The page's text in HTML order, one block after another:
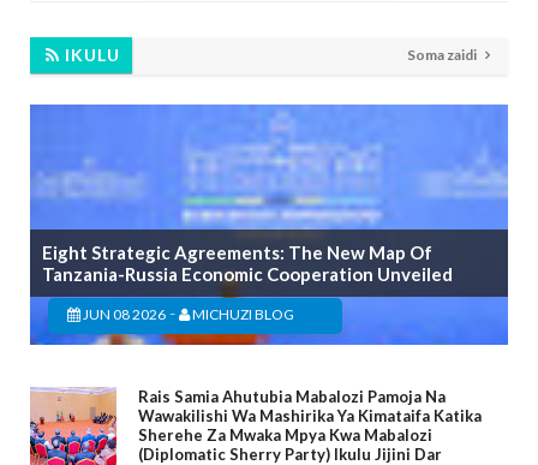
IKULU Soma zaidi
Eight Strategic Agreements: The New Map Of
Tanzania-Russia Economic Cooperation Unveiled
JUN 08 2026 - MICHUZI BLOG
Rais Samia Ahutubia Mabalozi Pamoja Na
Wawakilishi Wa Mashirika Ya Kimataifa Katika
Sherehe Za Mwaka Mpya Kwa Mabalozi
(Diplomatic Sherry Party) Ikulu Jijini Dar